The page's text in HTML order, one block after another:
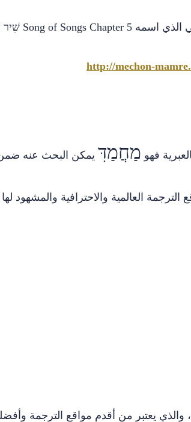
الذي اسمه Song of Songs Chapter 5 שִׁיר
http://mechon-
فهو מַחֲמַדִּ يمكن البحث عنه
العالمية والاحترافية والمشهود
والذي يعتبر من أقدم مواقع الترجمة